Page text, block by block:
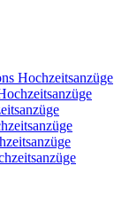
Hochzeitsanzüge